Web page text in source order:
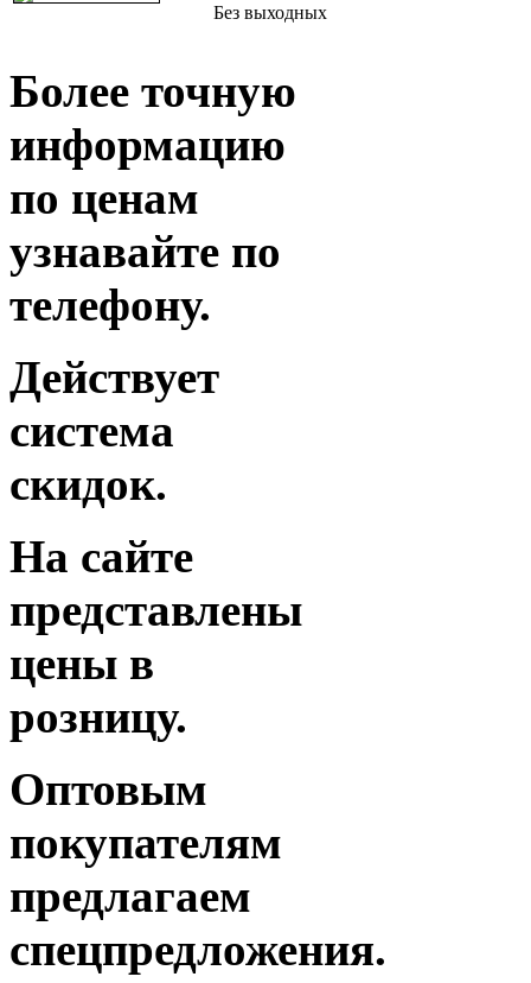
Без выходных
Более точную
информацию
по ценам
узнавайте по
телефону.
Действует
система
скидок.
На сайте
представлены
цены в
розницу.
Оптовым
покупателям
предлагаем
спецпредложения.